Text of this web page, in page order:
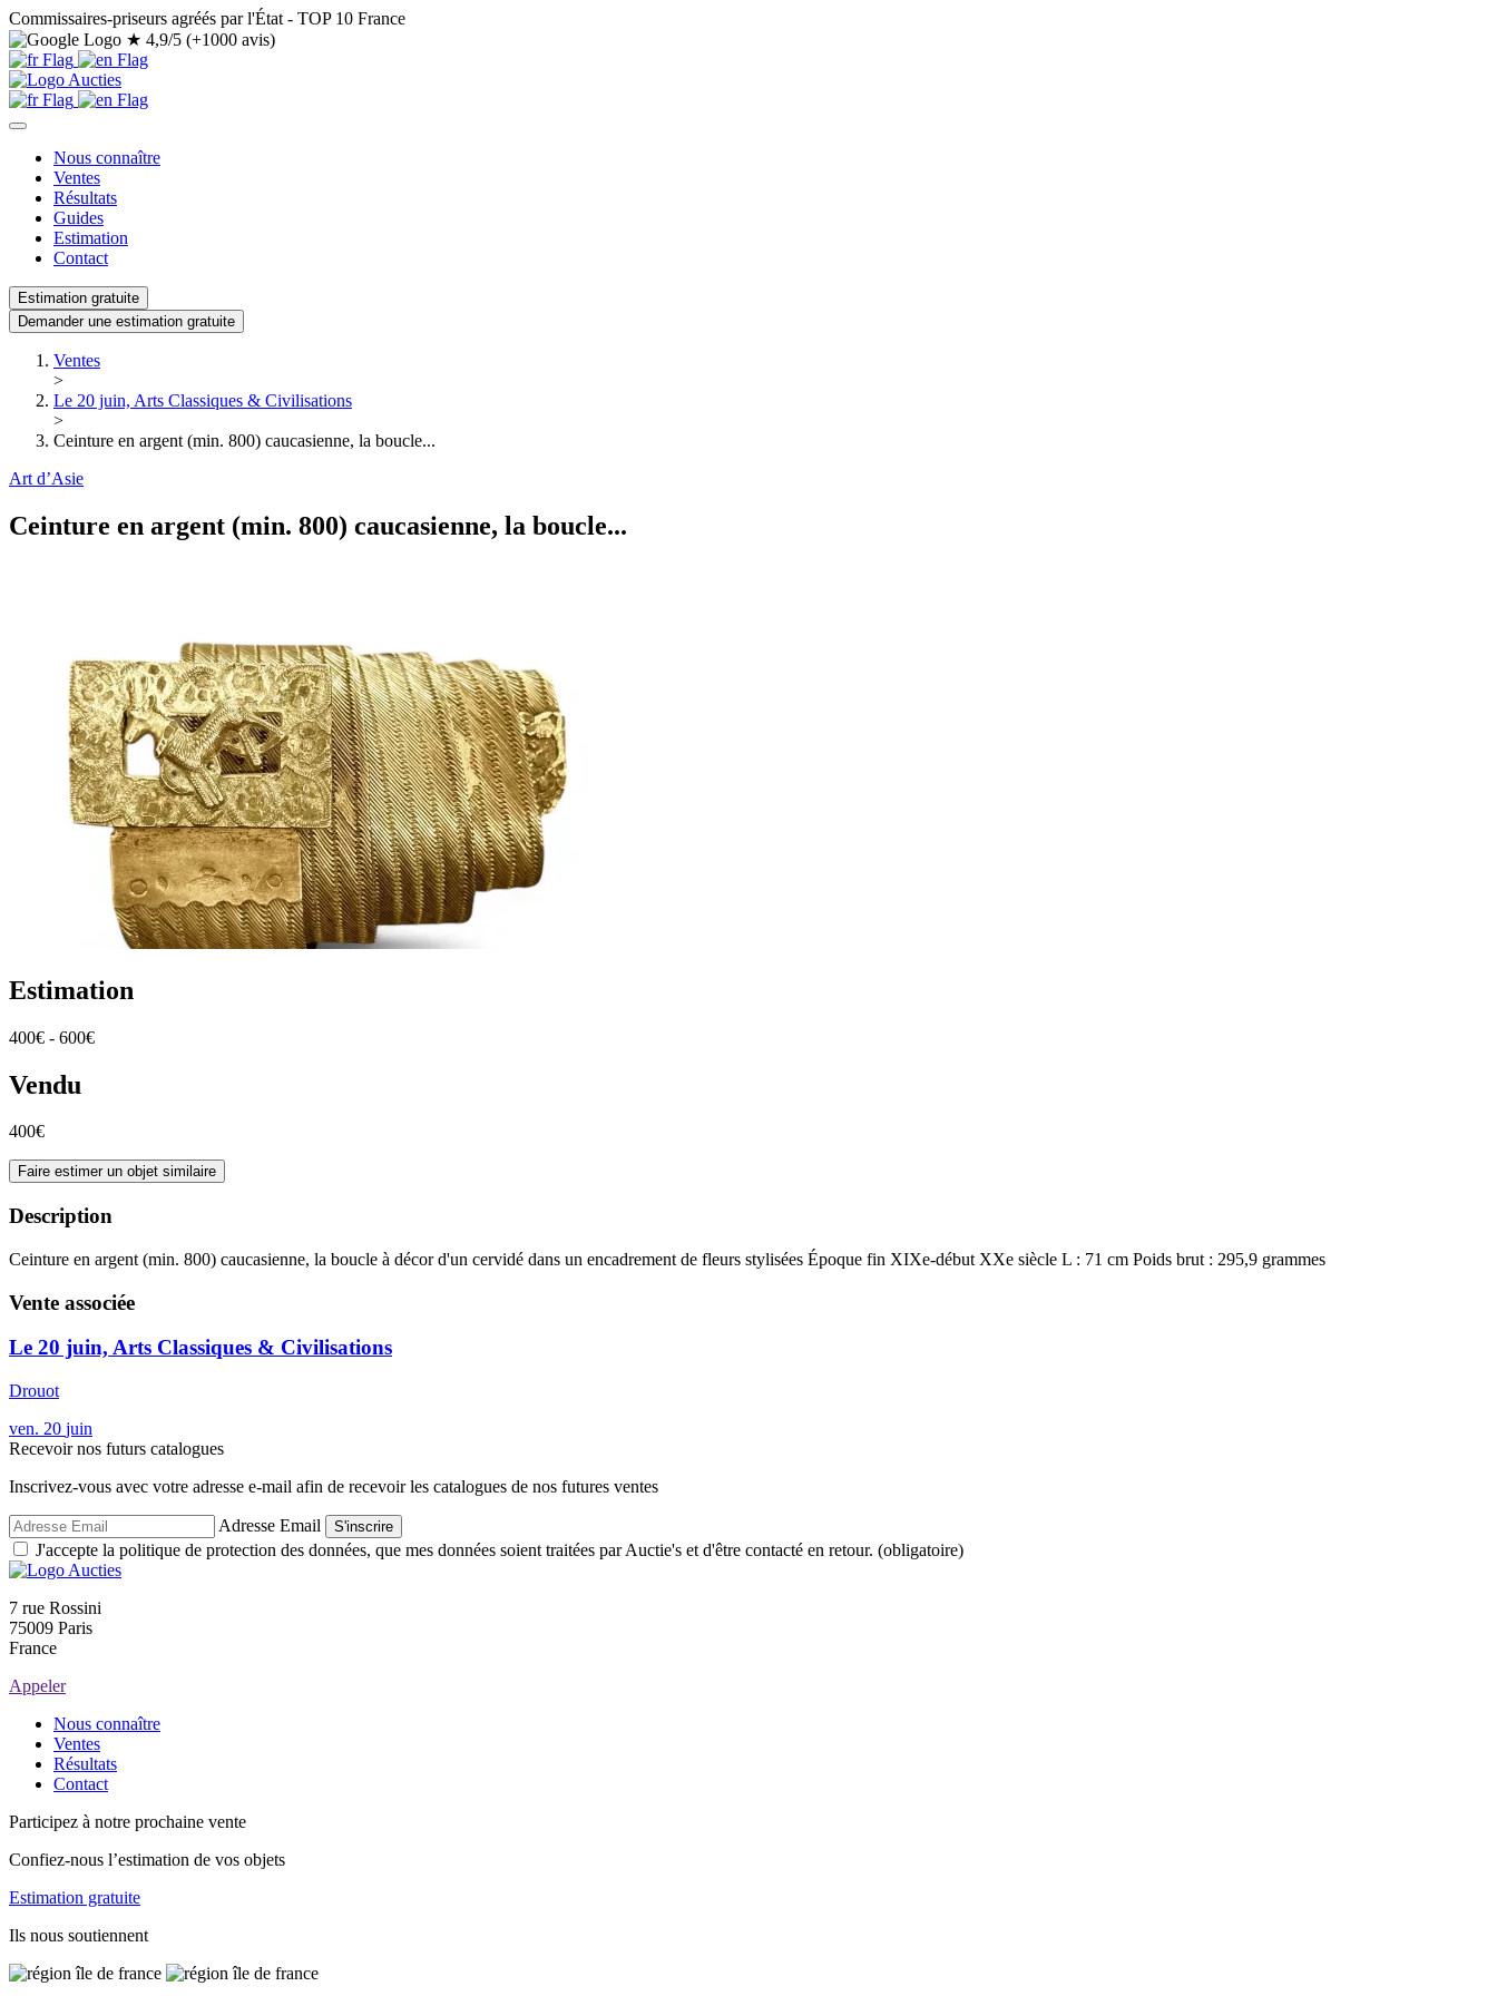
Commissaires-priseurs agréés par l'État - TOP 10 France
★ 4,9/5 (+1000 avis)
Nous connaître
Ventes
Résultats
Guides
Estimation
Contact
Estimation gratuite
Demander une estimation gratuite
Ventes
>
Le 20 juin, Arts Classiques & Civilisations
>
Ceinture en argent (min. 800) caucasienne, la boucle...
Art d’Asie
Ceinture en argent (min. 800) caucasienne, la boucle...
Estimation
400€ - 600€
Vendu
400€
Faire estimer un objet similaire
Description
Ceinture en argent (min. 800) caucasienne, la boucle à décor d'un cervidé dans un encadrement de fleurs stylisées Époque fin XIXe-début XXe siècle L : 71 cm Poids brut : 295,9 grammes
Vente associée
Le 20 juin, Arts Classiques & Civilisations
Drouot
ven. 20 juin
Recevoir nos futurs catalogues
Inscrivez-vous avec votre adresse e-mail afin de recevoir les catalogues de nos futures ventes
Adresse Email S'inscrire
J'accepte la politique de protection des données, que mes données soient traitées par Auctie's et d'être contacté en retour. (obligatoire)
7 rue Rossini
75009 Paris
France
Appeler
Nous connaître
Ventes
Résultats
Contact
Participez à notre prochaine vente
Confiez-nous l’estimation de vos objets
Estimation gratuite
Ils nous soutiennent